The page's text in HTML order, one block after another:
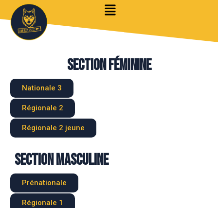
Section féminine
Nationale 3
Régionale 2
Régionale 2 jeune
Section masculine
Prénationale
Régionale 1